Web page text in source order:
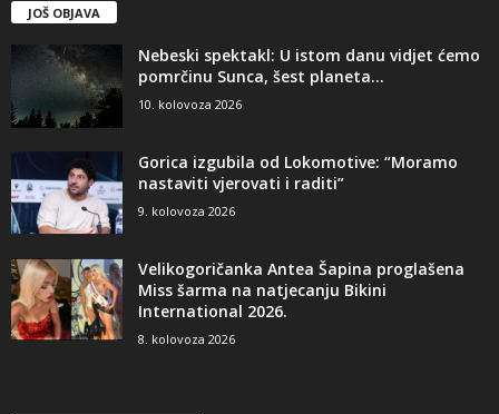
JOŠ OBJAVA
Nebeski spektakl: U istom danu vidjet ćemo
pomrčinu Sunca, šest planeta...
10. kolovoza 2026
Gorica izgubila od Lokomotive: “Moramo
nastaviti vjerovati i raditi”
9. kolovoza 2026
Velikogoričanka Antea Šapina proglašena
Miss šarma na natjecanju Bikini
International 2026.
8. kolovoza 2026